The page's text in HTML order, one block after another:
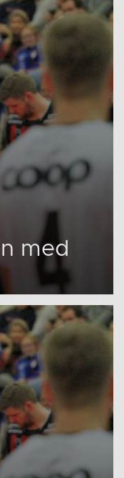
med